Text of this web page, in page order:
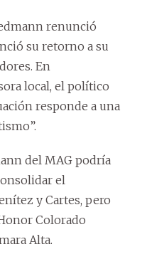
renunció
su retorno a su
En
local, el político
responde a una
del MAG podría
el
y Cartes, pero
Colorado
Alta.